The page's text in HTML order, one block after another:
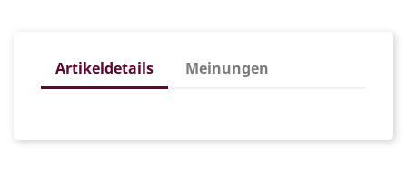
Artikeldetails Meinungen